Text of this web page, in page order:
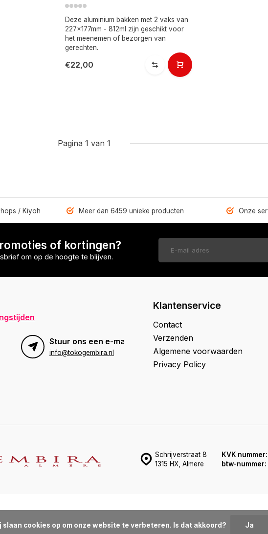
Deze aluminium bakken met 2 vaks van
227x177mm - 812ml zijn geschikt voor
het meenemen of bezorgen van
gerechten.
€22,00
Pagina 1 van 1
/ Kiyoh Meer dan 6459 unieke producten Onze
of kortingen?
om op de hoogte te blijven.
Stuur ons een e-mail
info@tokogembira.nl
Klantenservice
Contact
Verzenden
Algemene voorwaarden
Privacy Policy
Schrijverstraat 8
1315 HX, Almere
KVK nummer:
btw-nummer:
slaan cookies op om onze website te verbeteren. Is dat akkoord?
Ja